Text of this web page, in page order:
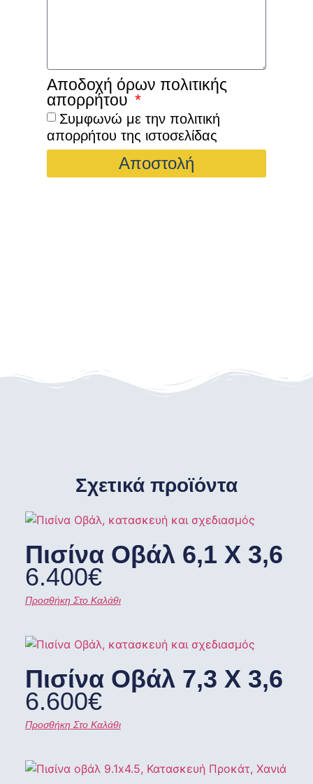
Αποδοχή όρων πολιτικής
απορρήτου
Συμφωνώ με την πολιτική
απορρήτου της ιστοσελίδας
Αποστολή
Σχετικά προϊόντα
Πισίνα Οβάλ 6,1 X 3,6
6.400€
Προσθήκη Στο Καλάθι
Πισίνα Οβάλ 7,3 X 3,6
6.600€
Προσθήκη Στο Καλάθι